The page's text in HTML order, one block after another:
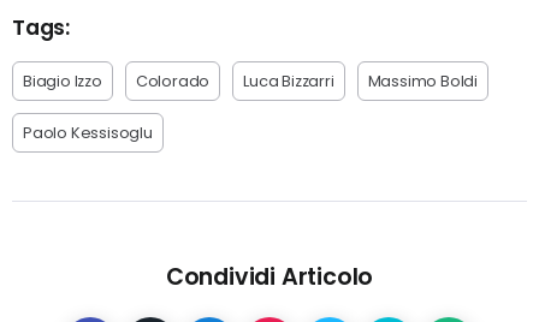
Tags:
Biagio Izzo Colorado Luca Bizzarri Massimo Boldi
Paolo Kessisoglu
Condividi Articolo